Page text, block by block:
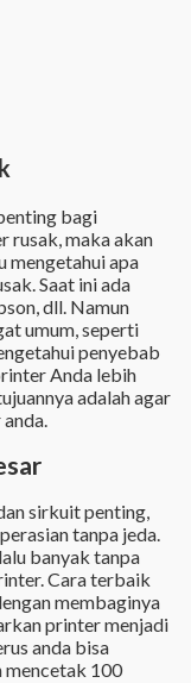
bagi
rusak, maka akan
mengetahui apa
Saat ini ada
dll. Namun
umum, seperti
penyebab
Anda lebih
adalah agar
sirkuit penting,
tanpa jeda.
banyak tanpa
Cara terbaik
membaginya
printer menjadi
anda bisa
mencetak 100